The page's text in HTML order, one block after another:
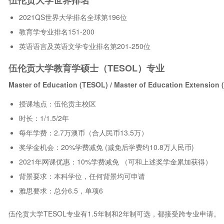
2021QS世界大学排名全球第196位
教育学专业排名151-200
英语语言及英语文学专业排名第201-250位
伍伦贡大学教育学硕士（TESOL）专业
Master of Education (TESOL) / Master of Education Extension
授课地点：伍伦贡主校区
时长：1/1.5/2年
每年学费：2.7万澳币（合人民币13.5万）
奖学金机会：20%学费减免 (减免后学费约10.8万人民币)
2021年网课优惠：10%学费减免 （可和上述奖学金累加获得）
背景要求：本科学位，任何背景均可申请
雅思要求：总分6.5，单项6
伍伦贡大学TESOL专业有1.5年制和2年制可选，都接受跨专业申请。